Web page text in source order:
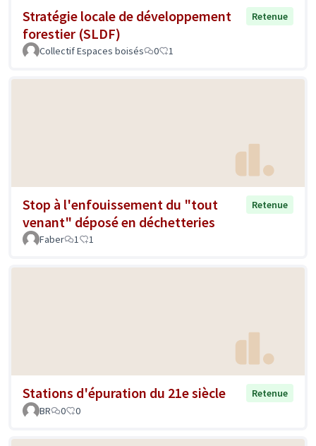
Stratégie locale de développement
forestier (SLDF)
Retenue
Collectif Espaces boisés 0 1
Stop à l'enfouissement du "tout
venant" déposé en déchetteries
Retenue
Faber 1 1
Stations d'épuration du 21e siècle
Retenue
BR
0 0